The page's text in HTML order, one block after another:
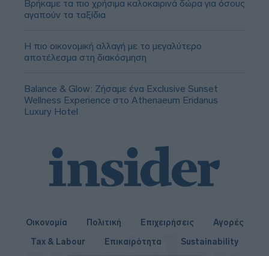
Βρήκαμε τα πιο χρήσιμα καλοκαιρινά δώρα για όσους
αγαπούν τα ταξίδια
Η πιο οικονομική αλλαγή με το μεγαλύτερο
αποτέλεσμα στη διακόσμηση
Balance & Glow: Ζήσαμε ένα Exclusive Sunset
Wellness Experience στο Athenaeum Eridanus
Luxury Hotel
Οικονομία Πολιτική Επιχειρήσεις
Αγορές
Tax & Labour
Επικαιρότητα Sustainability